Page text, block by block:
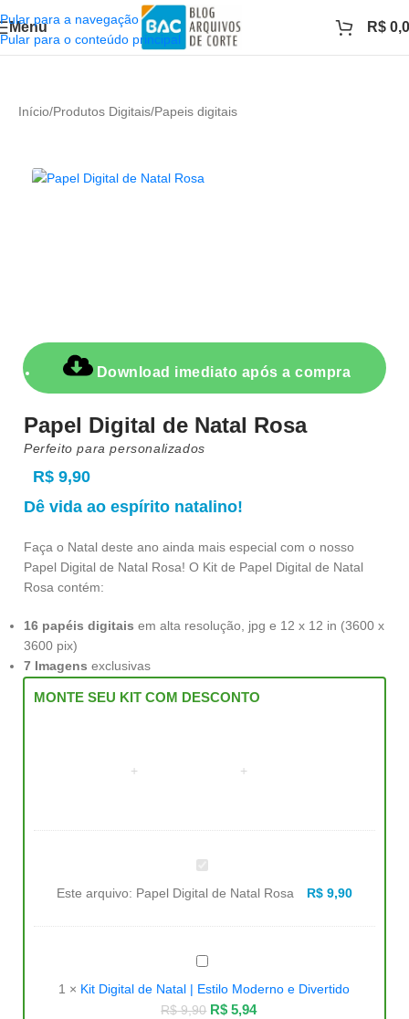
Pular para a navegação
Pular para o conteúdo principal
Menu R$
Início/Produtos Digitais/Papeis digitais
Download imediato após a compra
Papel Digital de Natal Rosa
Perfeito para personalizados
R$ 9,90
Dê vida ao espírito natalino!
Faça o Natal deste ano ainda mais especial com o nosso
Papel Digital de Natal Rosa! O Kit de Papel Digital de Natal
Rosa contém:
16 papéis digitais em alta resolução, jpg e 12 x 12 in (3600 x
3600 pix)
7 Imagens exclusivas
MONTE SEU KIT COM DESCONTO
Papel
Digital
de
Natal
Este arquivo: Papel Digital de Natal Rosa R$9,90
Kit
Digital
de
Natal
|
1 × Kit Digital de Natal | Estilo Moderno e Divertido
R$9,90 R$ 5,94